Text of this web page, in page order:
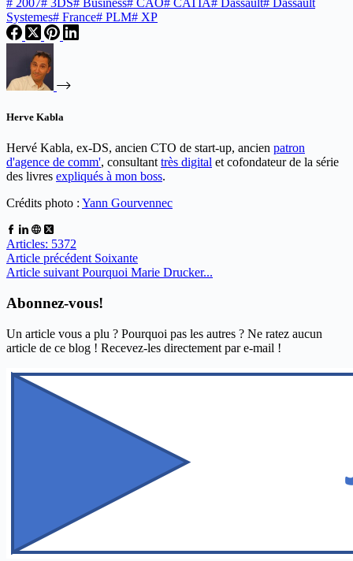
Systemes# France# PLM# XP
Herve Kabla
Hervé Kabla, ex-DS, ancien CTO de start-up, ancien patron
d'agence de comm', consultant très digital et cofondateur de la série
des livres expliqués à mon boss.
Crédits photo : Yann Gourvennec
Articles: 5372
Article précédent Soixante
Article suivant Pourquoi Marie Drucker...
Abonnez-vous!
Un article vous a plu ? Pourquoi pas les autres ? Ne ratez aucun
article de ce blog ! Recevez-les directement par e-mail !